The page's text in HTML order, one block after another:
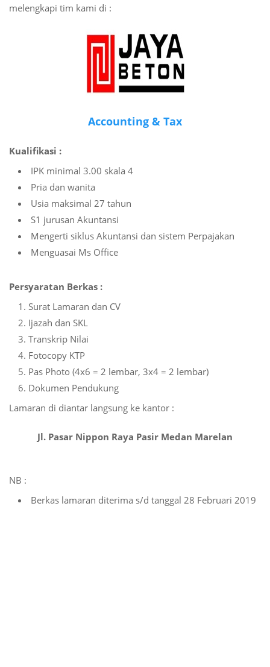
melengkapi tim kami di :
Accounting & Tax
Kualifikasi :
IPK minimal 3.00 skala 4
Pria dan wanita
Usia maksimal 27 tahun
S1 jurusan Akuntansi
Mengerti siklus Akuntansi dan sistem Perpajakan
Menguasai Ms Office
Persyaratan Berkas :
Surat Lamaran dan CV
Ijazah dan SKL
Transkrip Nilai
Fotocopy KTP
Pas Photo (4x6 = 2 lembar, 3x4 = 2 lembar)
Dokumen Pendukung
Lamaran di diantar langsung ke kantor :
Jl. Pasar Nippon Raya Pasir Medan Marelan
NB :
Berkas lamaran diterima s/d tanggal 28 Februari 2019